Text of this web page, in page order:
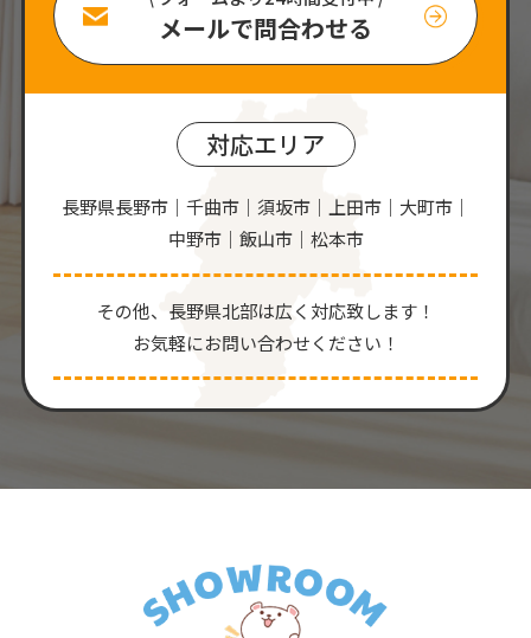
メールで問合わせる
対応エリア
長野県長野市｜千曲市｜須坂市｜上田市｜大町市｜
中野市｜飯山市｜松本市
その他、⻑野県北部は広く対応致します！
お気軽にお問い合わせください！